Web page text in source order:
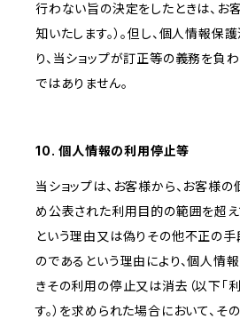
行わない旨の決定をしたときは、お
知いたします。）。但し、個人情報保
り、当ショップが訂正等の義務を負
ではありません。
10. 個人情報の利用停止等
当ショップは、お客様から、お客様
め公表された利用目的の範囲を超
という理由又は偽りその他不正の手
のであるという理由により、個人情
きその利用の停止又は消去（以下「
す。）を求められた場合において、